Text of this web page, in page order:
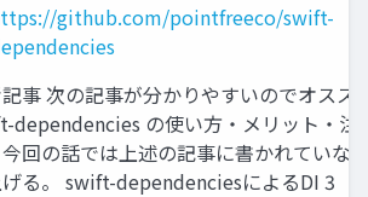
github.com/pointfreeco/swift-
事 次の記事が分かりやすいのでオスス
dependencies の使い方・メリット・注
回の話では上述の記事に書かれていな
げる。 swift-dependenciesによるDI 3